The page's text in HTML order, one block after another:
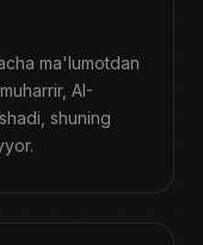
ma'lumotdan
AI-
shuning